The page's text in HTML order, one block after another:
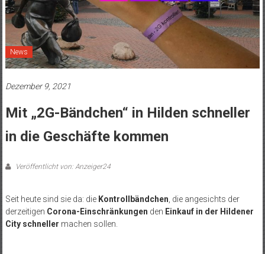
News
Dezember 9, 2021
Mit „2G-Bändchen“ in Hilden schneller
in die Geschäfte kommen
Veröffentlicht von: Anzeiger24
Seit heute sind sie da: die Kontrollbändchen , die angesichts der
derzeitigen Corona-Einschränkungen den Einkauf in der Hildener
City schneller machen sollen.